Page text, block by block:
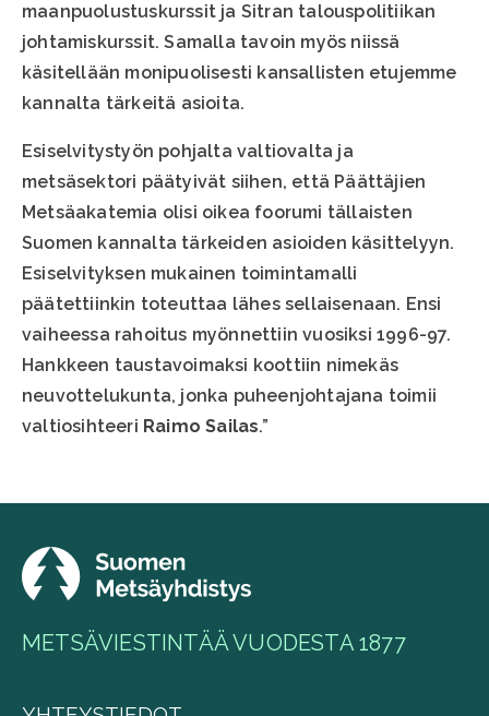
maanpuolustuskurssit ja Sitran talouspolitiikan
johtamiskurssit. Samalla tavoin myös niissä
käsitellään monipuolisesti kansallisten etujemme
kannalta tärkeitä asioita.
Esiselvitystyön pohjalta valtiovalta ja
metsäsektori päätyivät siihen, että Päättäjien
Metsäakatemia olisi oikea foorumi tällaisten
Suomen kannalta tärkeiden asioiden käsittelyyn.
Esiselvityksen mukainen toimintamalli
päätettiinkin toteuttaa lähes sellaisenaan. Ensi
vaiheessa rahoitus myönnettiin vuosiksi 1996-97.
Hankkeen taustavoimaksi koottiin nimekäs
neuvottelukunta, jonka puheenjohtajana toimii
valtiosihteeri Raimo Sailas.”
METSÄVIESTINTÄÄ VUODESTA 1877